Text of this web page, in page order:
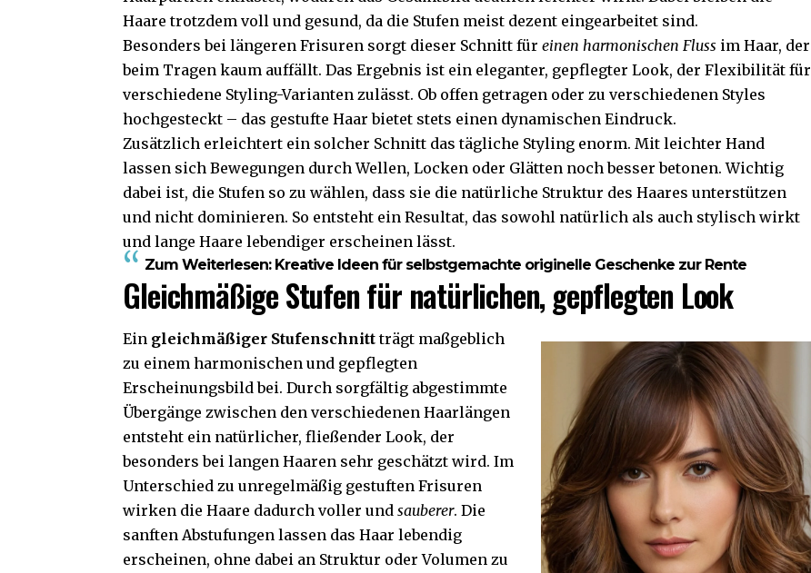
Haare trotzdem voll und gesund, da die Stufen meist dezent eingearbeitet sind.
Besonders bei längeren Frisuren sorgt dieser Schnitt füreinen harmonischen Fluss im Haar, der
beim Tragen kaum auffällt. Das Ergebnis ist ein eleganter, gepflegter Look, der Flexibilität für
verschiedene Styling-Varianten zulässt. Ob offen getragen oder zu verschiedenen Styles
hochgesteckt – das gestufte Haar bietet stets einen dynamischen Eindruck.
Zusätzlich erleichtert ein solcher Schnitt das tägliche Styling enorm. Mit leichter Hand
lassen sich Bewegungen durch Wellen, Locken oder Glätten noch besser betonen. Wichtig
dabei ist, die Stufen so zu wählen, dass sie die natürliche Struktur des Haares unterstützen
und nicht dominieren. So entsteht ein Resultat, das sowohl natürlich als auch stylisch wirkt
und lange Haare lebendiger erscheinen lässt.
Zum Weiterlesen: Kreative Ideen für selbstgemachte originelle Geschenke zur Rente
Gleichmäßige Stufen für natürlichen, gepflegten Look
Ein gleichmäßiger Stufenschnittträgt maßgeblich
zu einem harmonischen und gepflegten
Erscheinungsbild bei. Durch sorgfältig abgestimmte
Übergänge zwischen den verschiedenen Haarlängen
entsteht ein natürlicher, fließender Look, der
besonders bei langen Haaren sehr geschätzt wird. Im
Unterschied zu unregelmäßig gestuften Frisuren
wirken die Haare dadurch voller undsauberer. Die
sanften Abstufungen lassen das Haar lebendig
erscheinen, ohne dabei an Struktur oder Volumen zu